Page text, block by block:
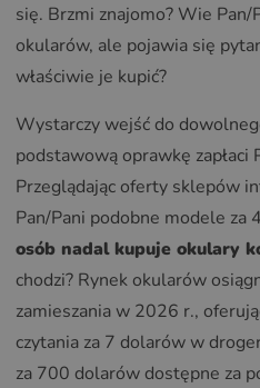
się. Brzmi znajomo? Wie
okularów, ale pojawia się
właściwie je kupić?
Wystarczy wejść do
podstawową oprawkę zapłaci
Przeglądając oferty sklepów
Pan/Pani podobne modele za
osób nadal kupuje okulary
chodzi? Rynek okularów
zamieszania w 2026 r.,
czytania za 7 dolarów w
za 700 dolarów dostępne za